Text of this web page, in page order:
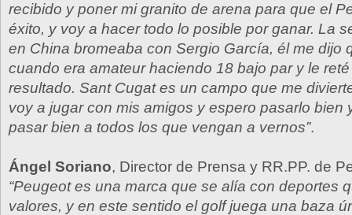
recibido y poner mi granito de arena para que el
éxito, y voy a hacer todo lo posible por ganar. La
en China bromeaba con Sergio García, él me dijo
cuando era amateur haciendo 18 bajo par y le
resultado. Sant Cugat es un campo que me
voy a jugar con mis amigos y espero pasarlo bien
pasar bien a todos los que vengan a vernos”.
Ángel Soriano, Director de Prensa y RR.PP. de
“Peugeot es una marca que se alía con deportes
valores, y en este sentido el golf juega una baza